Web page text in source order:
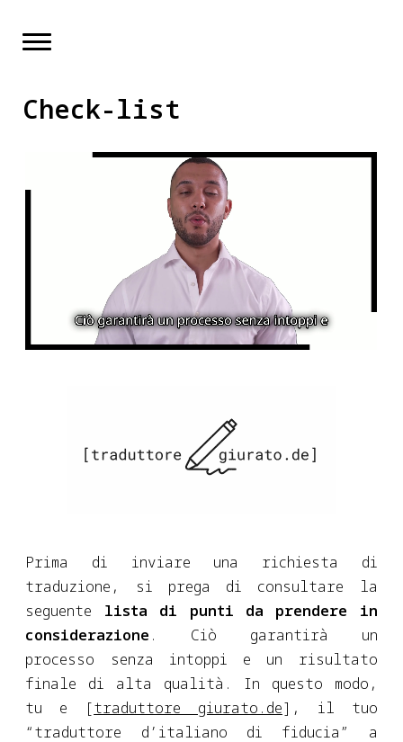
to
Check-list
Prima di inviare una richiesta di
traduzione, si prega di consultare la
seguente lista di punti da prendere in
considerazione . Ciò garantirà un
processo senza intoppi e un risultato
finale di alta qualità. In questo modo,
tu e [traduttore giurato.de], il tuo
“traduttore d’italiano di fiducia” a